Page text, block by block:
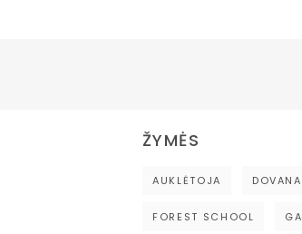
ŽYMĖS
AUKLĖTOJA
FOREST SCHOOL